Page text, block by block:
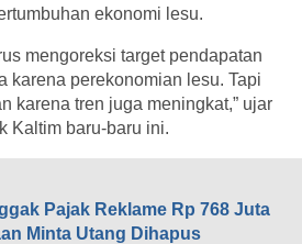
ekonomi lesu.
mengoreksi target pendapatan
karena perekonomian lesu. Tapi
karena tren juga meningkat,” ujar
Kaltim baru-baru ini.
Pajak Reklame Rp 768 Juta
Minta Utang Dihapus